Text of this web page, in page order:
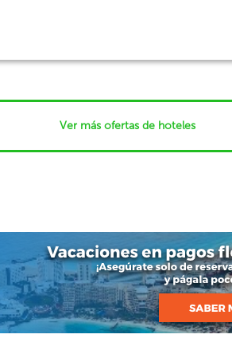
Ver más ofertas de hoteles